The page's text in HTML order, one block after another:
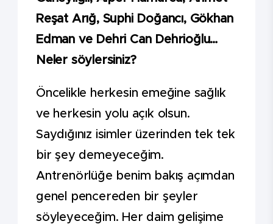
Reşat Arığ, Suphi Doğancı, Gökhan
Edman ve Dehri Can Dehrioğlu…
Neler söylersiniz?
Öncelikle herkesin emeğine sağlık
ve herkesin yolu açık olsun.
Saydığınız isimler üzerinden tek tek
bir şey demeyeceğim.
Antrenörlüğe benim bakış açımdan
genel pencereden bir şeyler
söyleyeceğim. Her daim gelişime